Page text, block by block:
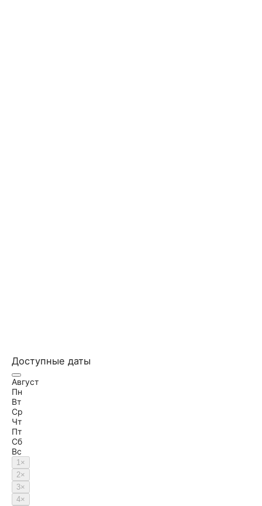
Доступные даты
Август
Пн
Вт
Ср
Чт
Пт
Сб
Вс
1×
2×
3×
4×